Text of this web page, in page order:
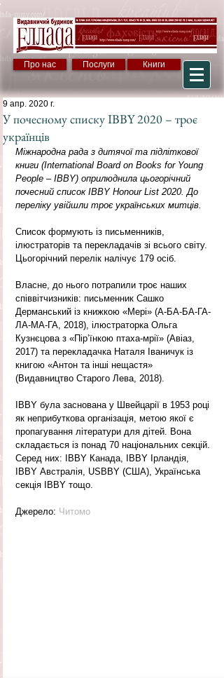
Про нас Послуги Книги
У почесному списку IBBY 2020 – троє
українців
9 апр. 2020 г.
Міжнародна рада з дитячої та підліткової
книги (International Board on Books for Young
People – IBBY) оприлюднила цьогорічний
почесний список IBBY Honour List 2020. До
переліку увійшли троє українських митців.
Список формують із письменників,
ілюстраторів та перекладачів зі всього світу.
Цьогорічний перелік налічує 179 осіб.
Власне, до нього потрапили троє наших
співвітчизників: письменник Сашко
Дерманський із книжкою «Мері» (А-БА-БА-ГА-
ЛА-МА-ГА, 2018), ілюстраторка Ольга
Кузнєцова з «Пір’їнкою птаха-мрії» (Авіаз,
2017) та перекладачка Наталя Іваничук із
книгою «Антон та інші нещастя»
(Видавництво Старого Лева, 2018).
IBBY була заснована у Швейцарії в 1953 році
як неприбуткова організація, метою якої є
пропагування літератури для дітей. Вона
складається із понад 70 національних секцій.
Серед них: IBBY Канада, IBBY Ірландія,
IBBY Австралія, USBBY (США), Українська
секція IBBY тощо.
Джерело: Читомо